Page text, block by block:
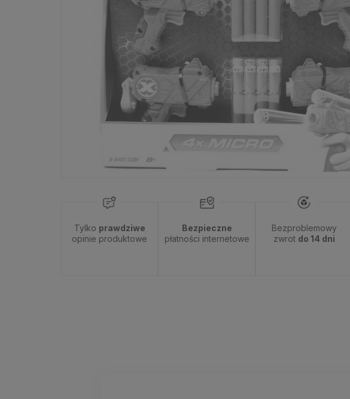
Tylko prawdziwe
opinie produktowe
Bezpieczne
płatności internetowe
Bezproblemowy
zwrot do 14 dni
tymczasowo niedostępny Dostępność: